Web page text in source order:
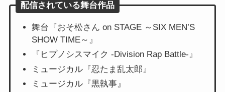
配信されている舞台作品
舞台『おそ松さん on STAGE ～SIX MEN’S
SHOW TIME～』
『ヒプノシスマイク -Division Rap Battle-』
ミュージカル『忍たま乱太郎』
ミュージカル『黒執事』